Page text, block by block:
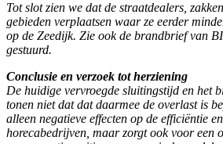
Tot slot zien we dat de straatdealers,
gebieden verplaatsen waar ze eerder
op de Zeedijk. Zie ook de brandbrief van
gestuurd.
Conclusie en verzoek tot herziening
De huidige vervroegde sluitingstijd en het
tonen niet dat dat daarmee de overlast is
alleen negatieve effecten op de efficiëntie
horecabedrijven, maar zorgt ook voor een